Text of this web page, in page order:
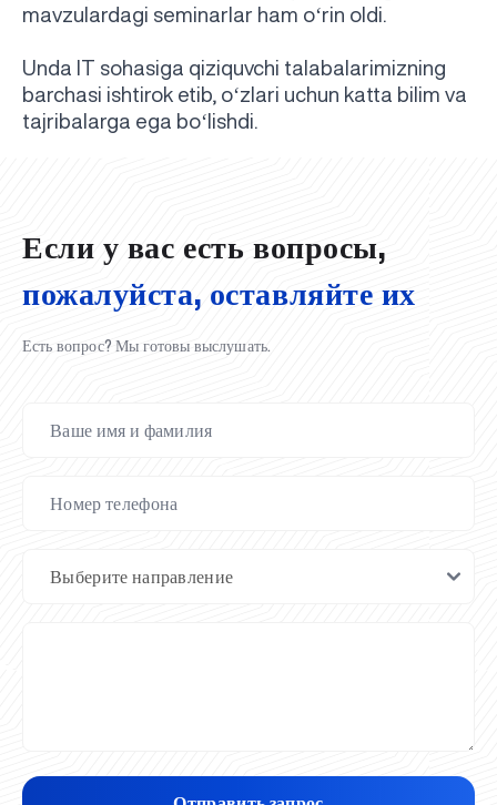
mavzulardagi seminarlar ham o‘rin oldi.
Unda IT sohasiga qiziquvchi talabalarimizning
barchasi ishtirok etib, o‘zlari uchun katta bilim va
tajribalarga ega bo‘ lishdi.
UBS professori "Yangi O‘zbekiston yosh olimlari"
qatoridan joy oldi!
Вышел новый номер нашей любимой газеты «UBS
Xabarnomasi»!
Анализ деятельности UBS и планы на перспективу
Преподаватели UBS повысили квалификацию в
Кыргызстане
Вперёд к победе, Узбекистан!
НАЗНАЧЕНИЕ
UBS в средствах массовой информации
UBS и выпускники университета удостоены наград
хокимията области
Хотите вывести изучение языка на новый уровень?
Inson kapitaliga yo‘naltirilgan investitsiya — Yangi
O‘zbekiston taraqqiyotining eng muhim tayanchi
Если у вас есть вопросы,
пожалуйста, оставляйте их
Есть вопрос? Мы готовы выслушать.